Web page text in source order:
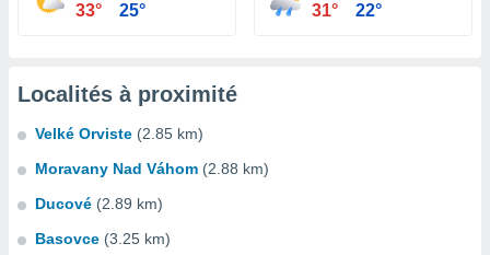
33° 25° 31° 22°
Localités à proximité
Velké Orviste (2.85 km)
Moravany Nad Váhom (2.88 km)
Ducové (2.89 km)
Basovce (3.25 km)